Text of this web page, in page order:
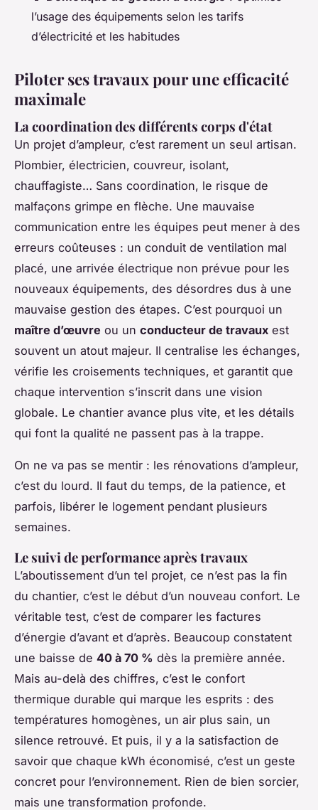
l’usage des équipements selon les tarifs
d’électricité et les habitudes
Piloter ses travaux pour une efficacité
maximale
La coordination des différents corps d'état
Un projet d’ampleur, c’est rarement un seul artisan.
Plombier, électricien, couvreur, isolant,
chauffagiste… Sans coordination, le risque de
malfaçons grimpe en flèche. Une mauvaise
communication entre les équipes peut mener à des
erreurs coûteuses : un conduit de ventilation mal
placé, une arrivée électrique non prévue pour les
nouveaux équipements, des désordres dus à une
mauvaise gestion des étapes. C’est pourquoi un
maître d’œuvre ou un conducteur de travaux est
souvent un atout majeur. Il centralise les échanges,
vérifie les croisements techniques, et garantit que
chaque intervention s’inscrit dans une vision
globale. Le chantier avance plus vite, et les détails
qui font la qualité ne passent pas à la trappe.
On ne va pas se mentir : les rénovations d’ampleur,
c’est du lourd. Il faut du temps, de la patience, et
parfois, libérer le logement pendant plusieurs
semaines.
Le suivi de performance après travaux
L’aboutissement d’un tel projet, ce n’est pas la fin
du chantier, c’est le début d’un nouveau confort. Le
véritable test, c’est de comparer les factures
d’énergie d’avant et d’après. Beaucoup constatent
une baisse de 40 à 70 % dès la première année.
Mais au-delà des chiffres, c’est le confort
thermique durable qui marque les esprits : des
températures homogènes, un air plus sain, un
silence retrouvé. Et puis, il y a la satisfaction de
savoir que chaque kWh économisé, c’est un geste
concret pour l’environnement. Rien de bien sorcier,
mais une transformation profonde.